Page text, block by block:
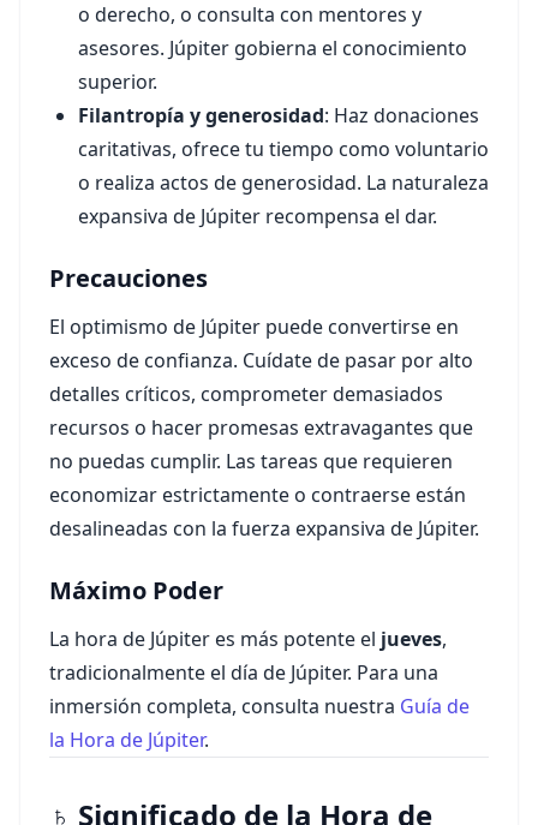
o derecho, o consulta con mentores y
asesores. Júpiter gobierna el conocimiento
superior.
Filantropía y generosidad: Haz donaciones
caritativas, ofrece tu tiempo como voluntario
o realiza actos de generosidad. La naturaleza
expansiva de Júpiter recompensa el dar.
Precauciones
El optimismo de Júpiter puede convertirse en
exceso de confianza. Cuídate de pasar por alto
detalles críticos, comprometer demasiados
recursos o hacer promesas extravagantes que
no puedas cumplir. Las tareas que requieren
economizar estrictamente o contraerse están
desalineadas con la fuerza expansiva de Júpiter.
Máximo Poder
La hora de Júpiter es más potente el jueves,
tradicionalmente el día de Júpiter. Para una
inmersión completa, consulta nuestra Guía de
la Hora de Júpiter.
♄ Significado de la Hora de